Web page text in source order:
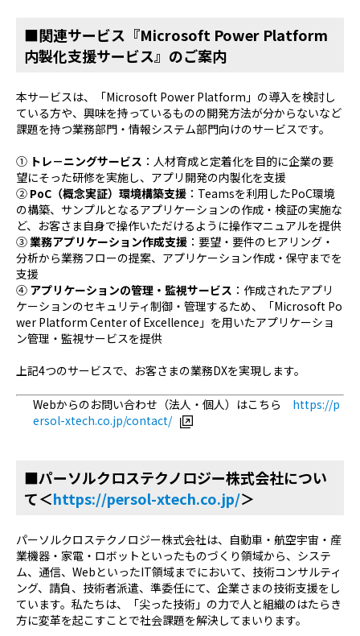
■関連サービス『Microsoft Power Platform
内製化支援サービス』のご案内
本サービスは、「Microsoft Power Platform」の導入を検討し
ている方や、興味を持っているものの開発方法が分からないなど
課題を持つ業務部門・情報システム部門向けのサービスです。
① トレ－ニングサービス ：人材育成と定着化を目的に企業の要
望にそった研修を実施し、アプリ開発の内製化を支援
② PoC（概念実証）環境構築支援 ：Teamsを利用したPoC環境
の構築、サンプルとなるアプリケーションの作成・検証の実施な
ど、お客さま自身で操作いただけるように操作マニュアルを提供
③業務アプリケーション作成支援 ：要望・要件のヒアリング・
分析から業務フローの提案、アプリケーション作成・保守までを
支援
④ アプリケーションの管理・監視サービス ：作成されたアプリ
ケーションのセキュリティ制御・管理するため、「Microsoft Po
wer Platform Center of Excellence」を用いたアプリケーショ
ン管理・監視サービスを提供
上記4つのサービスで、お客さまの業務DXを実現します。
Webからのお問い合わせ（法人・個人）はこちら https://p
ersol-xtech.co.jp/contact/
■パーソルクロステクノロジー株式会社につい
て＜https://persol-xtech.co.jp/＞
パーソルクロステクノロジー株式会社は、自動車・航空宇宙・産
業機器・家電・ロボットといったものづくり領域から、システ
ム、通信、WebといったIT領域までにおいて、技術コンサルティ
ング、請負、技術者派遣、準委任にて、企業さまの技術支援をし
ています。私たちは、「尖った技術」の力で人と組織のはたらき
方に変革を起こすことで社会課題を解決してまいります。